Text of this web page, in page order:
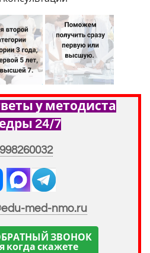
у методиста
24/7
med-nmo.ru
ЗВОНОК
когда скажете